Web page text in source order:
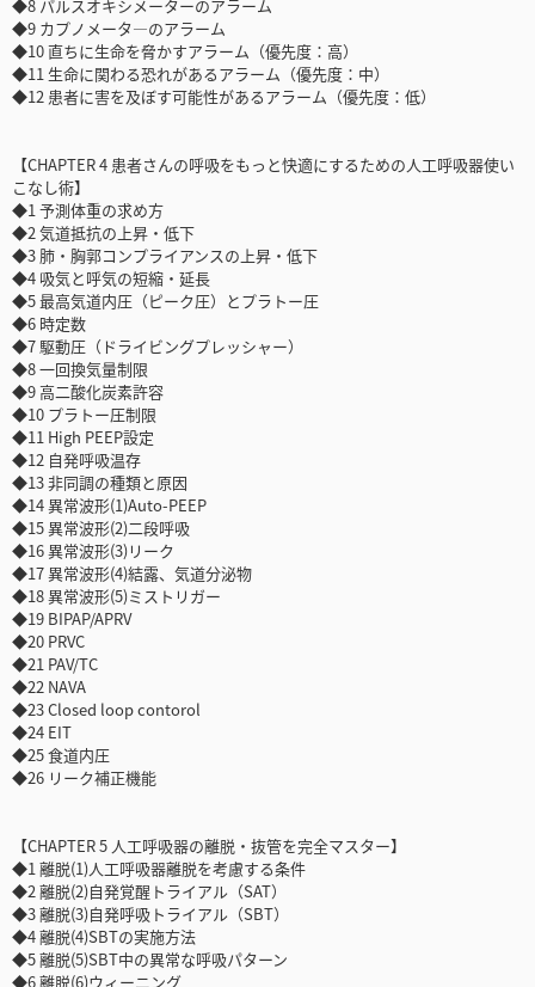
◆8 パルスオキシメーターのアラーム
◆9 カプノメータ―のアラーム
◆10 直ちに生命を脅かすアラーム（優先度：高）
◆11 生命に関わる恐れがあるアラーム（優先度：中）
◆12 患者に害を及ぼす可能性があるアラーム（優先度：低）
【CHAPTER 4 患者さんの呼吸をもっと快適にするための人工呼吸器使い
こなし術】
◆1 予測体重の求め方
◆2 気道抵抗の上昇・低下
◆3 肺・胸郭コンプライアンスの上昇・低下
◆4 吸気と呼気の短縮・延長
◆5 最高気道内圧（ピーク圧）とプラトー圧
◆6 時定数
◆7 駆動圧（ドライビングプレッシャー）
◆8 一回換気量制限
◆9 高二酸化炭素許容
◆10 プラトー圧制限
◆11 High PEEP設定
◆12 自発呼吸温存
◆13 非同調の種類と原因
◆14 異常波形(1)Auto-PEEP
◆15 異常波形(2)二段呼吸
◆16 異常波形(3)リーク
◆17 異常波形(4)結露、気道分泌物
◆18 異常波形(5)ミストリガー
◆19 BIPAP/APRV
◆20 PRVC
◆21 PAV/TC
◆22 NAVA
◆23 Closed loop contorol
◆24 EIT
◆25 食道内圧
◆26 リーク補正機能
【CHAPTER 5 人工呼吸器の離脱・抜管を完全マスター】
◆1 離脱(1)人工呼吸器離脱を考慮する条件
◆2 離脱(2)自発覚醒トライアル（SAT）
◆3 離脱(3)自発呼吸トライアル（SBT）
◆4 離脱(4)SBTの実施方法
◆5 離脱(5)SBT中の異常な呼吸パターン
◆6 離脱(6)ウィーニング